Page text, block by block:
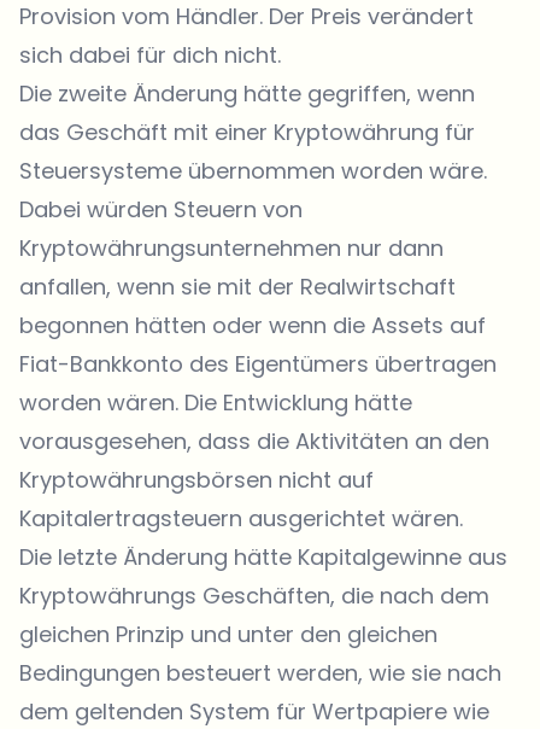
Provision vom Händler. Der Preis verändert
sich dabei für dich nicht.
Die zweite Änderung hätte gegriffen, wenn
das Geschäft mit einer Kryptowährung für
Steuersysteme übernommen worden wäre.
Dabei würden Steuern von
Kryptowährungsunternehmen nur dann
anfallen, wenn sie mit der Realwirtschaft
begonnen hätten oder wenn die Assets auf
Fiat-Bankkonto des Eigentümers übertragen
worden wären. Die Entwicklung hätte
vorausgesehen, dass die Aktivitäten an den
Kryptowährungsbörsen nicht auf
Kapitalertragsteuern ausgerichtet wären.
Die letzte Änderung hätte Kapitalgewinne aus
Kryptowährungs Geschäften, die nach dem
gleichen Prinzip und unter den gleichen
Bedingungen besteuert werden, wie sie nach
dem geltenden System für Wertpapiere wie